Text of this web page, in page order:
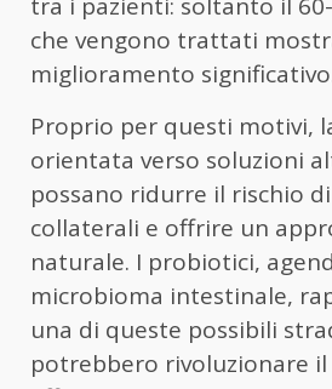
tra i pazienti: soltanto il
che vengono trattati
miglioramento
Proprio per questi motivi,
orientata verso soluzioni
possano ridurre il rischio
collaterali e offrire un
naturale. I probiotici,
microbioma intestinale,
una di queste possibili
potrebbero rivoluzionare